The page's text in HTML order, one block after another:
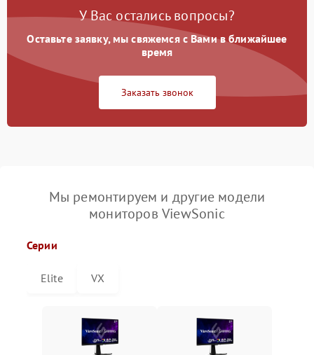
У Вас остались вопросы?
Оставьте заявку, мы свяжемся с Вами в ближайшее
время
Заказать звонок
Мы ремонтируем и другие модели
мониторов ViewSonic
Серии
Elite VX